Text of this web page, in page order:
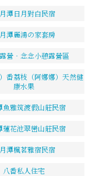
潭日月對白民宿
潭麗鴻の家套房
營‧念念小憩露營區
番荔枝（阿娜娜）天然健
康水果
魚雅筑渡假山莊民宿
蓮花池翠巒山莊民宿
潭楓茗雅宿民宿
八番私人住宅